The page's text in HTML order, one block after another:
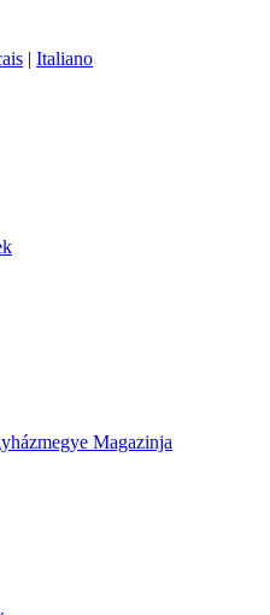
| Italiano
Magazinja